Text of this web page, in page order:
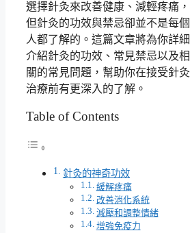
選擇針灸來改善健康、減輕疼痛，
但針灸的功效與禁忌卻並不是每個
人都了解的。這篇文章將為你詳細
介紹針灸的功效、常見禁忌以及相
關的常見問題，幫助你在接受針灸
治療前有更深入的了解。
Table of Contents
針灸的神奇功效
緩解疼痛
改善消化系統
減壓和調整情緒
增強免疫力